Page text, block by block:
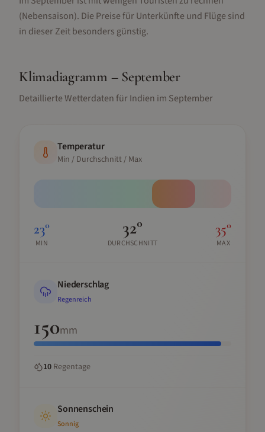
(Nebensaison). Die Preise für Unterkünfte und Flüge sind
in dieser Zeit besonders günstig.
Klimadiagramm – September
Detaillierte Wetterdaten fürIndien im September
Temperatur
Min / Durchschnitt / Max
23°
MIN
32°
DURCHSCHNITT
35°
MAX
Niederschlag
Regenreich
150mm
10 Regentage
Sonnenschein
Sonnig